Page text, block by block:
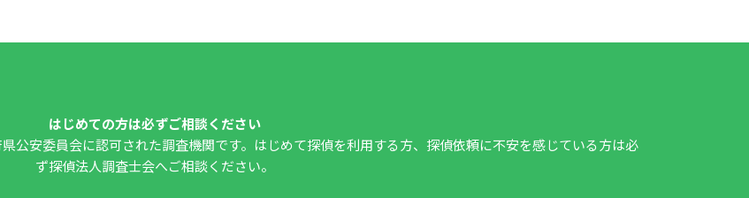
はじめての方は必ずご相談ください
公安委員会に認可された調査機関です。はじめて探偵を利用する方、探偵依頼に不安を感じている方は必
ず探偵法人調査士会へご相談ください。